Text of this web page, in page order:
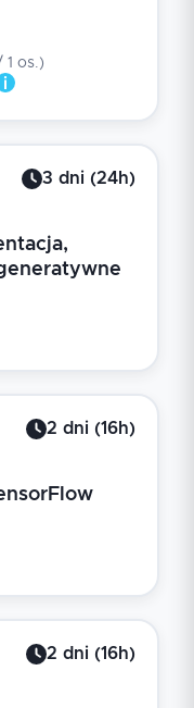
1 os.)
3 dni (24h)
2 dni (16h)
2 dni (16h)